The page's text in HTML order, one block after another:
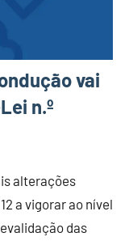
vai
n.º
alterações
a vigorar ao nível
das